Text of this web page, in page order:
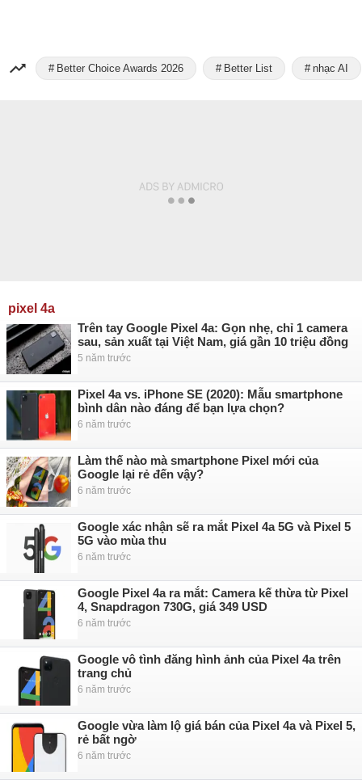
Better Choice Awards 2026 Better List nhạc AI
pixel 4a
Trên tay Google Pixel 4a: Gọn nhẹ, chỉ 1 camera
sau, sản xuất tại Việt Nam, giá gần 10 triệu đồng
5 năm trước
Pixel 4a vs. iPhone SE (2020): Mẫu smartphone
bình dân nào đáng để bạn lựa chọn?
6 năm trước
Làm thế nào mà smartphone Pixel mới của
Google lại rẻ đến vậy?
6 năm trước
Google xác nhận sẽ ra mắt Pixel 4a 5G và Pixel 5
5G vào mùa thu
6 năm trước
Google Pixel 4a ra mắt: Camera kế thừa từ Pixel
4, Snapdragon 730G, giá 349 USD
6 năm trước
Google vô tình đăng hình ảnh của Pixel 4a trên
trang chủ
6 năm trước
Google vừa làm lộ giá bán của Pixel 4a và Pixel 5,
rẻ bất ngờ
6 năm trước